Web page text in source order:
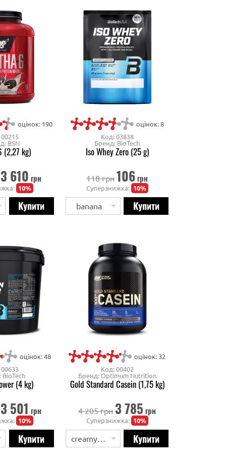
оцінок: 190
BSN
(2,27 kg)
3 610 грн
10%
оцінок: 8
Код: 03838
Бренд: BioTech
Iso Whey Zero (25 g)
118 грн 106грн
Суперзнижка: 10%
banana
оцінок: 48
(4 kg)
3 501 грн
10%
оцінок: 32
Код: 00402
Бренд: Optimum Nutrition
Gold Standard Casein (1,75 kg)
4 205 грн 3 785 грн
Суперзнижка: 10%
creamy vanilla